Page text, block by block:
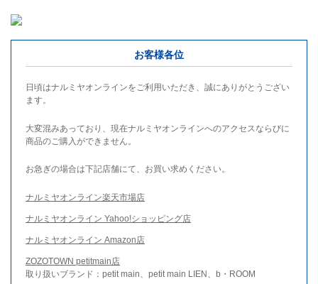
お客様各位
日頃はナルミヤオンラインをご利用いただき、誠にありがとうござい
ます。
大変混みあっており、現在ナルミヤオンラインへのアクセスならびに
商品のご購入ができません。
お急ぎの場合は下記店舗にて、お買い求めください。
ナルミヤオンライン楽天市場店
ナルミヤオンライン Yahoo!ショッピング店
ナルミヤオンライン Amazon店
ZOZOTOWN petitmain店
取り扱いブランド：petit main、petit main LIEN、b・ROOM